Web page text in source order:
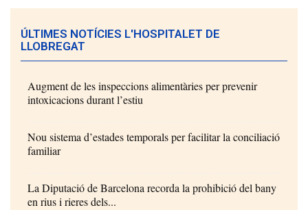
ÚLTIMES NOTÍCIES L'HOSPITALET DE
LLOBREGAT
Augment de les inspeccions alimentàries per prevenir
intoxicacions durant l’estiu
Nou sistema d’estades temporals per facilitar la conciliació
familiar
La Diputació de Barcelona recorda la prohibició del bany
en rius i rieres dels...